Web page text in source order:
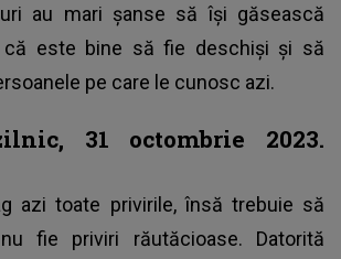
au mari șanse să își găsească
că este bine să fie deschiși și să
pe care le cunosc azi.
31 octombrie 2023.
azi toate privirile, însă trebuie să
fie priviri răutăcioase. Datorită